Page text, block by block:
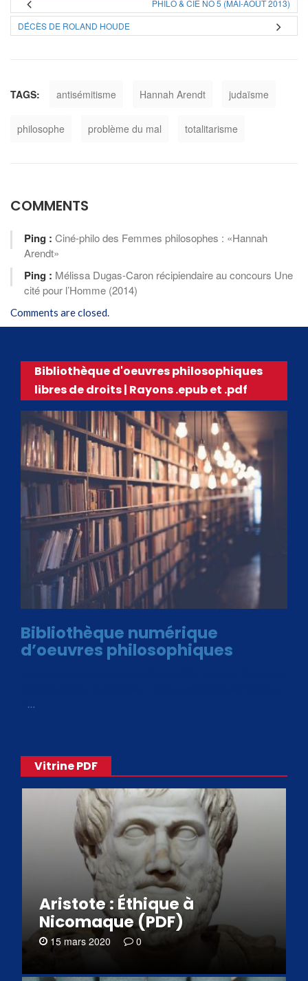
PHILO & CIE NO 5 (MAI-AOÛT 2013)
DÉCÈS DE ROLAND HOUDE
TAGS: antisémitisme Hannah Arendt judaïsme
philosophe problème du mal totalitarisme
COMMENTS
Ping : Ciné-philo des Femmes philosophes : «Hannah
Arendt»
Ping : Mélissa Dugas-Caron récipiendaire au concours Une
cité pour l’Homme (2014)
Comments are closed.
Bibliothèque d'oeuvres philosophiques
libres de droits | Rayons .epub et .pdf
Bibliothèque numérique
d’oeuvres philosophiques
…
Vitrine PDF
Aristote : Éthique à
Nicomaque (PDF)
15 mars 2020 0